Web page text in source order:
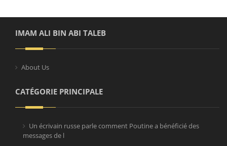
IMAM ALI BIN ABI TALEB
About Us
CATÉGORIE PRINCIPALE
Un écrivain russe parle comment Poutine a bénéficié des
messages de l